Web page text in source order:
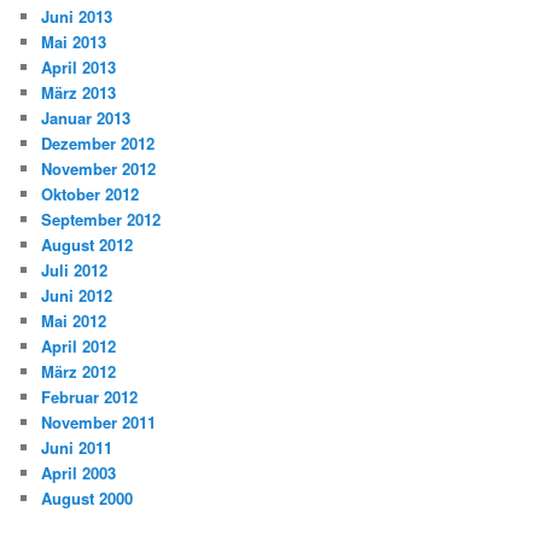
Juni 2013
Mai 2013
April 2013
März 2013
Januar 2013
Dezember 2012
November 2012
Oktober 2012
September 2012
August 2012
Juli 2012
Juni 2012
Mai 2012
April 2012
März 2012
Februar 2012
November 2011
Juni 2011
April 2003
August 2000